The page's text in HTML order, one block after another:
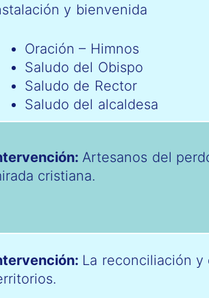
y bienvenida
Oración – Himnos
Saludo del Obispo
Saludo de Rector
Saludo del alcaldesa
Artesanos del
cristiana.
La reconciliación